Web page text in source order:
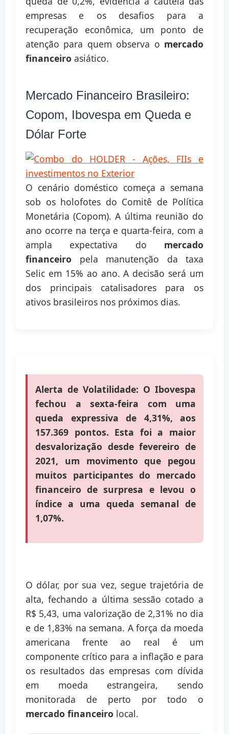
empresas e os desafios para a
recuperação econômica, um ponto de
atenção para quem observa o mercado
financeiro asiático.
Mercado Financeiro Brasileiro:
Copom, Ibovespa em Queda e
Dólar Forte
O cenário doméstico começa a semana
sob os holofotes do Comitê de Política
Monetária (Copom). A última reunião do
ano ocorre na terça e quarta-feira, com a
ampla expectativa do mercado
financeiro pela manutenção da taxa
Selic em 15% ao ano. A decisão será um
dos principais catalisadores para os
ativos brasileiros nos próximos dias.
Alerta de Volatilidade: O Ibovespa
fechou a sexta-feira com uma
queda expressiva de 4,31%, aos
157.369 pontos. Esta foi a maior
desvalorização desde fevereiro de
2021, um movimento que pegou
muitos participantes do mercado
financeiro de surpresa e levou o
índice a uma queda semanal de
1,07%.
O dólar, por sua vez, segue trajetória de
alta, fechando a última sessão cotado a
R$ 5,43, uma valorização de 2,31% no dia
e de 1,83% na semana. A força da moeda
americana frente ao real é um
componente crítico para a inflação e para
os resultados das empresas com dívida
em moeda estrangeira, sendo
monitorada de perto por todo o
mercado financeiro local.